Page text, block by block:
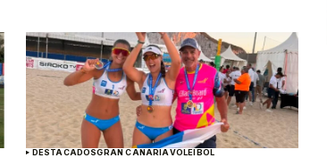
DESTACADOSGRAN CANARIAVOLEIBOL